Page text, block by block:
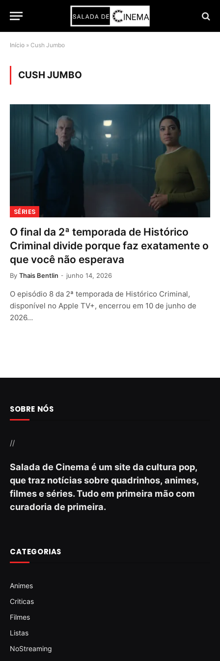
Início » Cush Jumbo
CUSH JUMBO
SÉRIES
O final da 2ª temporada de Histórico
Criminal divide porque faz exatamente o
que você não esperava
By Thais Bentlin junho 14, 2026
O episódio 8 da 2ª temporada de Histórico Criminal,
disponível no Apple TV+, encerrou em 10 de junho de
2026…
SOBRE NÓS
//
Salada de Cinema é um site da cultura pop,
que traz notícias sobre quadrinhos, animes,
filmes e séries. Tudo em primeira mão com
curadoria de primeira.
CATEGORIAS
Animes
Criticas
Filmes
Listas
NoStreaming